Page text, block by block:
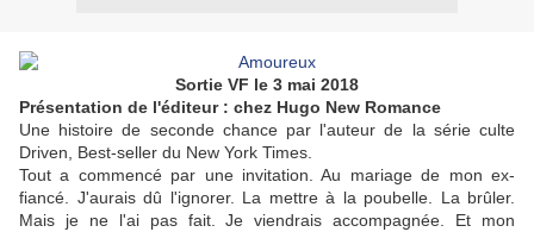
Sortie VF le 3 mai 2018
Présentation de l'éditeur : chez Hugo New Romance
Une histoire de seconde chance par l'auteur de la série culte
Driven, Best-seller du New York Times.
Tout a commencé par une invitation. Au mariage de mon ex-
fiancé. J'aurais dû l'ignorer. La mettre à la poubelle. La brûler.
Mais je ne l'ai pas fait. Je viendrais accompagnée. Et mon